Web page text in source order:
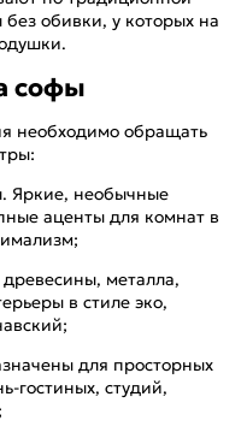
обивки, у которых на
софы
необходимо обращать
Яркие, необычные
аценты для комнат в
металла,
в стиле эко,
для просторных
гостиных, студий,